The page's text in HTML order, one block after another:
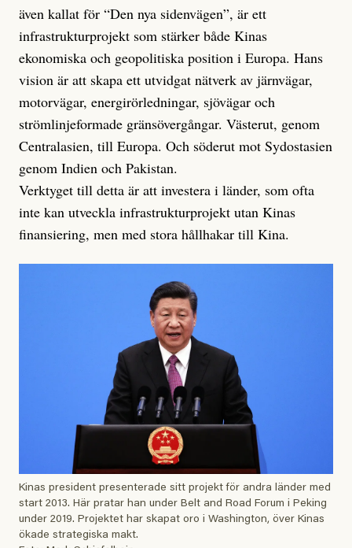
även kallat för “Den nya sidenvägen”, är ett
infrastrukturprojekt som stärker både Kinas
ekonomiska och geopolitiska position i Europa. Hans
vision är att skapa ett utvidgat nätverk av järnvägar,
motorvägar, energirörledningar, sjövägar och
strömlinjeformade gränsövergångar. Västerut, genom
Centralasien, till Europa. Och söderut mot Sydostasien
genom Indien och Pakistan.
Verktyget till detta är att investera i länder, som ofta
inte kan utveckla infrastrukturprojekt utan Kinas
finansiering, men med stora hållhakar till Kina.
Kinas president presenterade sitt projekt för andra länder med
start 2013. Här pratar han under Belt and Road Forum i Peking
under 2019. Projektet har skapat oro i Washington, över Kinas
ökade strategiska makt.